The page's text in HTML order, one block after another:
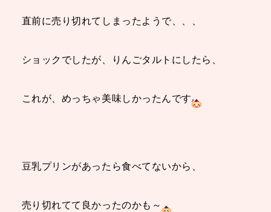
直前に売り切れてしまったようで、、、
ショックでしたが、りんごタルトにしたら、
これが、めっちゃ美味しかったんです
豆乳プリンがあったら食べてないから、
売り切れてて良かったのかも～